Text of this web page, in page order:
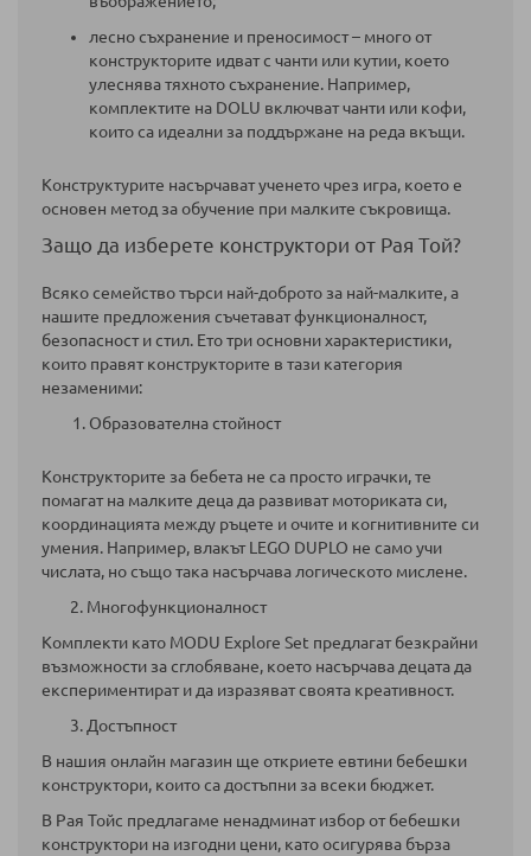
лесно съхранение и преносимост – много от
конструкторите идват с чанти или кутии, което
улеснява тяхното съхранение. Например,
комплектите на DOLU включват чанти или кофи,
които са идеални за поддържане на реда вкъщи.
Конструктурите насърчават ученето чрез игра, което е
основен метод за обучение при малките съкровища.
Защо да изберете конструктори от Рая Той?
Всяко семейство търси най-доброто за най-малките, а
нашите предложения съчетават функционалност,
безопасност и стил. Ето три основни характеристики,
които правят конструкторите в тази категория
незаменими:
Образователна стойност
Конструкторите за бебета не са просто играчки, те
помагат на малките деца да развиват моториката си,
координацията между ръцете и очите и когнитивните си
умения. Например, влакът LEGO DUPLO не само учи
числата, но също така насърчава логическото мислене.
2. Многофункционалност
Комплекти като MODU Explore Set предлагат безкрайни
възможности за сглобяване, което насърчава децата да
експериментират и да изразяват своята креативност.
3. Достъпност
В нашия онлайн магазин ще откриете евтини бебешки
конструктори, които са достъпни за всеки бюджет.
В Рая Тойс предлагаме ненадминат избор от бебешки
конструктори на изгодни цени, като осигурява бърза